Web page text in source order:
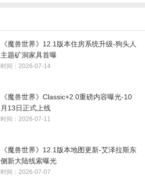
《魔兽世界》12.1版本住房系统升级-狗头人
主题矿洞家具首曝
时间：2026-07-14
《魔兽世界》Classic+2.0重磅内容曝光-10
月13日正式上线
时间：2026-07-11
《魔兽世界》12.1版本地图更新-艾泽拉斯东
侧新大陆线索曝光
时间：2026-07-07